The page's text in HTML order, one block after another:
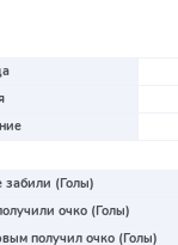
забили (Голы)
очко (Голы)
получил очко (Голы)